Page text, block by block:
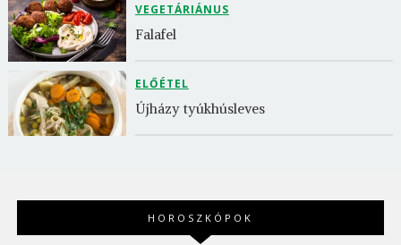
VEGETÁRIÁNUS
Falafel
ELŐÉTEL
Újházy tyúkhúsleves
HOROSZKÓPOK